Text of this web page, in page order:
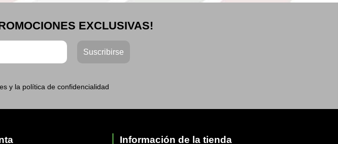
EXCLUSIVAS!
y la política de confidencialidad
Información de la tienda